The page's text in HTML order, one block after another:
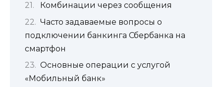
Комбинации через сообщения
Часто задаваемые вопросы о
подключении банкинга Сбербанка на
смартфон
Основные операции с услугой
«Мобильный банк»